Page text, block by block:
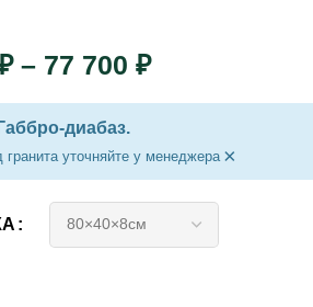
– 77 700 ₽
диабаз.
уточняйте у менеджера ×